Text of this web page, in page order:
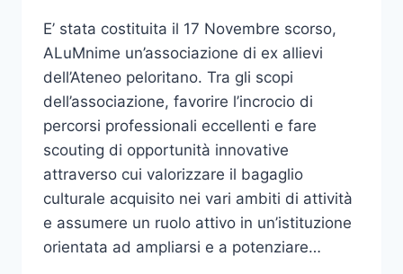
E’ stata costituita il 17 Novembre scorso,
ALuMnime un’associazione di ex allievi
dell’Ateneo peloritano. Tra gli scopi
dell’associazione, favorire l’incrocio di
percorsi professionali eccellenti e fare
scouting di opportunità innovative
attraverso cui valorizzare il bagaglio
culturale acquisito nei vari ambiti di attività
e assumere un ruolo attivo in un’istituzione
orientata ad ampliarsi e a potenziare…